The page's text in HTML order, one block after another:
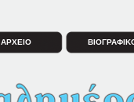
ΑΡΧΕΙΟ